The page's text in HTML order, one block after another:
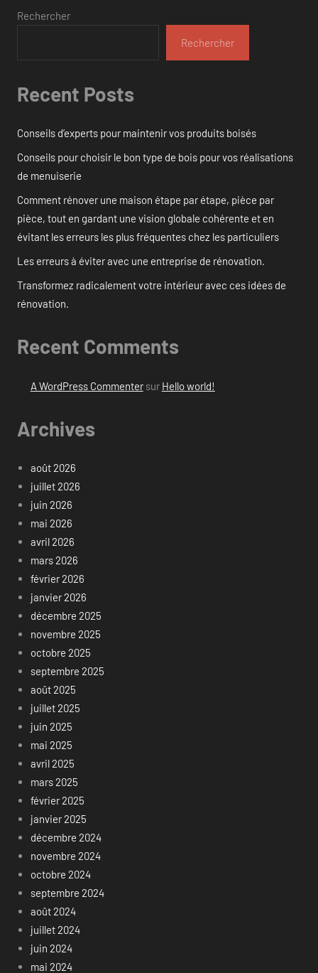
Rechercher
Rechercher
Recent Posts
Conseils d’experts pour maintenir vos produits boisés
Conseils pour choisir le bon type de bois pour vos réalisations
de menuiserie
Comment rénover une maison étape par étape, pièce par
pièce, tout en gardant une vision globale cohérente et en
évitant les erreurs les plus fréquentes chez les particuliers
Les erreurs à éviter avec une entreprise de rénovation.
Transformez radicalement votre intérieur avec ces idées de
rénovation.
Recent Comments
A WordPress Commentersur Hello world!
Archives
août 2026
juillet 2026
juin 2026
mai 2026
avril 2026
mars 2026
février 2026
janvier 2026
décembre 2025
novembre 2025
octobre 2025
septembre 2025
août 2025
juillet 2025
juin 2025
mai 2025
avril 2025
mars 2025
février 2025
janvier 2025
décembre 2024
novembre 2024
octobre 2024
septembre 2024
août 2024
juillet 2024
juin 2024
mai 2024